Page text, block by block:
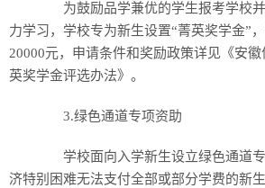
为鼓励品学兼优的学生报考学校并
力学习，学校专为新生设置“菁英奖学金”
20000元，申请条件和奖励政策详见《安
英奖学金评选办法》。
3.绿色通道专项资助
学校面向入学新生设立绿色通道专
济特别困难无法支付全部或部分学费的新